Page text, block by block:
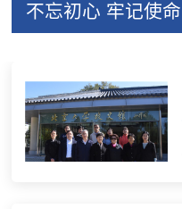
不忘初心 牢记使命